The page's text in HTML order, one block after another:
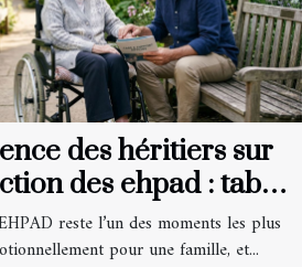
des héritiers sur
des ehpad : tabou
?reste l’un des moments les plus
pour une famille, et...